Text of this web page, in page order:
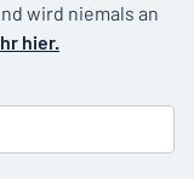
wird niemals an
hier.